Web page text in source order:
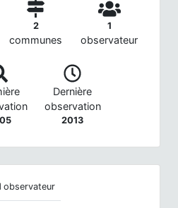
2
communes
1
observateur
Dernière
observation
2013
observateur